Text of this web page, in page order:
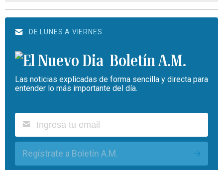
DE LUNES A VIERNES
Boletín A.M.
Las noticias explicadas de forma sencilla y directa para
entender lo más importante del día.
Regístrate a Boletín A.M.